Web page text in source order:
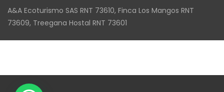
A&A Ecoturismo SAS RNT 73610, Finca Los Mangos RNT
73609, Treegana Hostal RNT 73601